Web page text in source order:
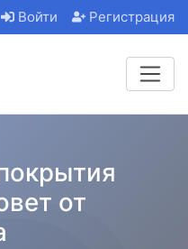
Войти Регистрация
от